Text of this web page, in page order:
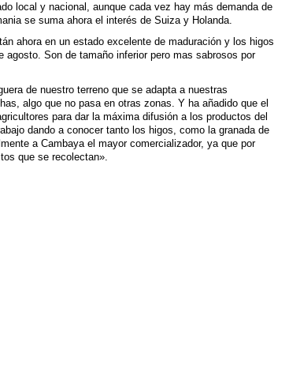
local y nacional, aunque cada vez hay más demanda de
se suma ahora el interés de Suiza y Holanda.
ahora en un estado excelente de maduración y los higos
Son de tamaño inferior pero mas sabrosos por
de nuestro terreno que se adapta a nuestras
algo que no pasa en otras zonas. Y ha añadido que el
para dar la máxima difusión a los productos del
dando a conocer tanto los higos, como la granada de
a Cambaya el mayor comercializador, ya que por
que se recolectan».